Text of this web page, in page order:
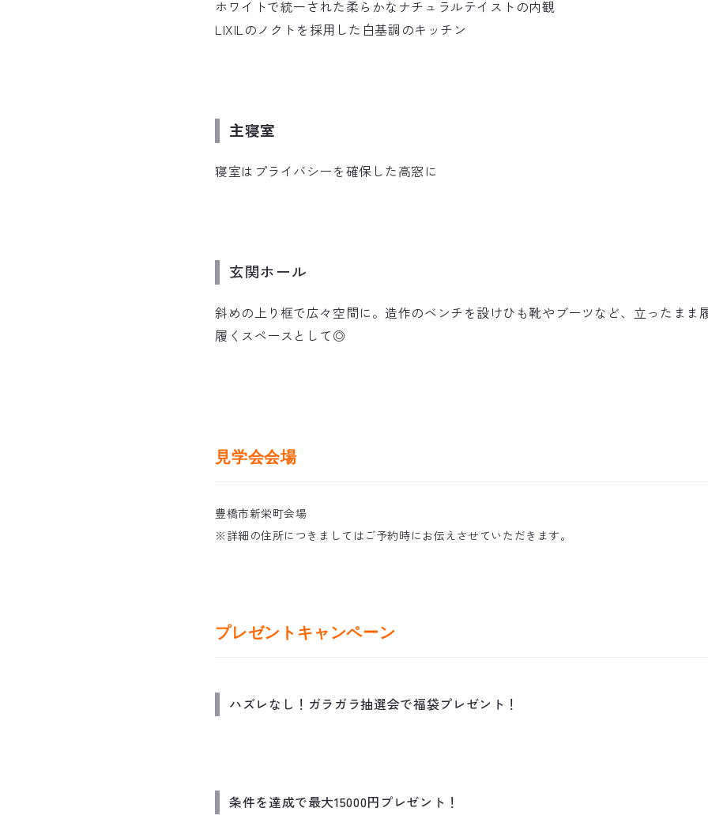
ホワイトで統一された柔らかなナチュラルテイストの内観
LIXILのノクトを採用した白基調のキッチン
主寝室
寝室はプライバシーを確保した高窓に
玄関ホール
斜めの上り框で広々空間に。造作のベンチを設けひも靴やブーツなど、立ったまま
履くスペースとして◎
見学会会場
豊橋市新栄町会場
※詳細の住所につきましてはご予約時にお伝えさせていただきます。
プレゼントキャンペーン
ハズレなし！ガラガラ抽選会で福袋プレゼント！
条件を達成で最大15000円プレゼント！